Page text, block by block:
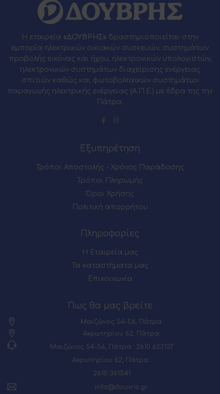
Η εταιρεία «ΔΟΥΒΡΗΣ» δραστηριοποιείται στην
εμπορία ηλεκτρικών οικιακών συσκευών, συστημάτων
προβολής εικόνας και ήχου, ηλεκτρονικών υπολογιστών,
ηλεκτρονικών συστημάτων διαχείρισης ενέργειας
σπιτιών καθώς και φωτοβολταϊκών συστημάτων
παραγωγής ηλεκτρικής ενέργειας (Α.Π.Ε.) με έδρα της την
Πάτρα.
Εξυπηρέτηση
Τρόποι Αποστολής - Χρόνος Παράδοσης
Τρόποι Πληρωμής
Όροι Χρήσης
Πολιτική απορρήτου
Πληροφορίες
Η Εταιρεία μας
Τα καταστήματα μας
Επικοινωνία
Πως θα μας βρείτε
Μαιζώνος 54-56, Πάτρα
Ακρωτηρίου 62, Πάτρα
Μαιζώνος 54-56, Πάτρα : 2610 622137
Ακρωτηρίου 62, Πάτρα :
2610 361541
info@douvris.gr